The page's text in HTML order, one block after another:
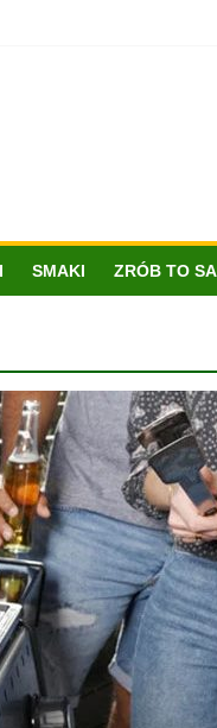
SMAKI ZRÓB TO